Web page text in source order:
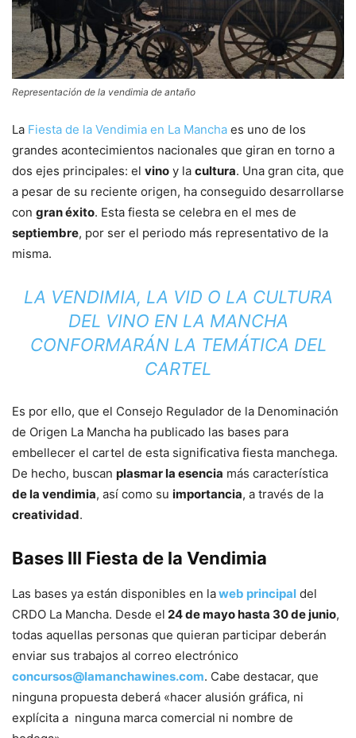
Representación de la vendimia de antaño
La Fiesta de la Vendimia en La Mancha es uno de los
grandes acontecimientos nacionales que giran en torno a
dos ejes principales: el vino y la cultura. Una gran cita, que
a pesar de su reciente origen, ha conseguido desarrollarse
con gran éxito. Esta fiesta se celebra en el mes de
septiembre, por ser el periodo más representativo de la
misma.
LA VENDIMIA, LA VID O LA CULTURA
DEL VINO EN LA MANCHA
CONFORMARÁN LA TEMÁTICA DEL
CARTEL
Es por ello, que el Consejo Regulador de la Denominación
de Origen La Mancha ha publicado las bases para
embellecer el cartel de esta significativa fiesta manchega.
De hecho, buscan plasmar la esencia más característica
de la vendimia, así como su importancia, a través de la
creatividad.
Bases III Fiesta de la Vendimia
Las bases ya están disponibles en laweb principal del
CRDO La Mancha. Desde el 24 de mayo hasta 30 de junio,
todas aquellas personas que quieran participar deberán
enviar sus trabajos al correo electrónico
concursos@lamanchawines.com. Cabe destacar, que
ninguna propuesta deberá «hacer alusión gráfica, ni
explícita a ninguna marca comercial ni nombre de